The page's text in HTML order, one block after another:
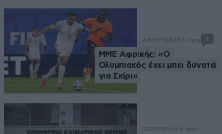
ΑΘΛΗΤΙΚΑ35 λ. πριν 2
ΜΜΕ Αφρικής: «Ο
Ολυμπιακός έχει μπει δυνατά
για Σκίρι»
ΠΟΛΙΤΙΚΗ44 λ. πριν